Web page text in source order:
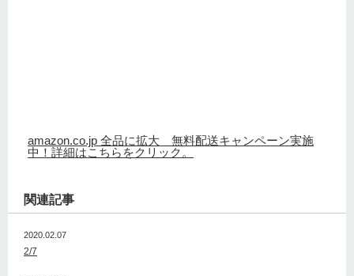
amazon.co.jp 全品に拡大 無料配送キャンペーン実施
中！詳細はこちらをクリック。
関連記事
2020.02.07
2/7